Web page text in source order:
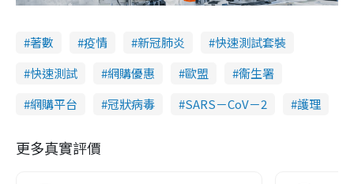
著數 疫情 新冠肺炎
快速測試套裝
快速測試
網購優惠 歐盟
衞生署
網購平台
冠狀病毒 SARS－CoV－2 護理
更多真實評價